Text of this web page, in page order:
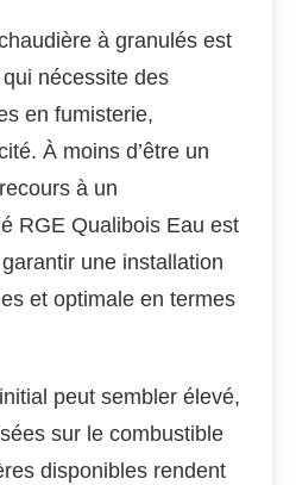
à granulés est
nécessite des
en fumisterie,
À moins d’être un
à un
RGE Qualibois Eau est
une installation
et optimale en termes
peut sembler élevé,
sur le combustible
disponibles rendent